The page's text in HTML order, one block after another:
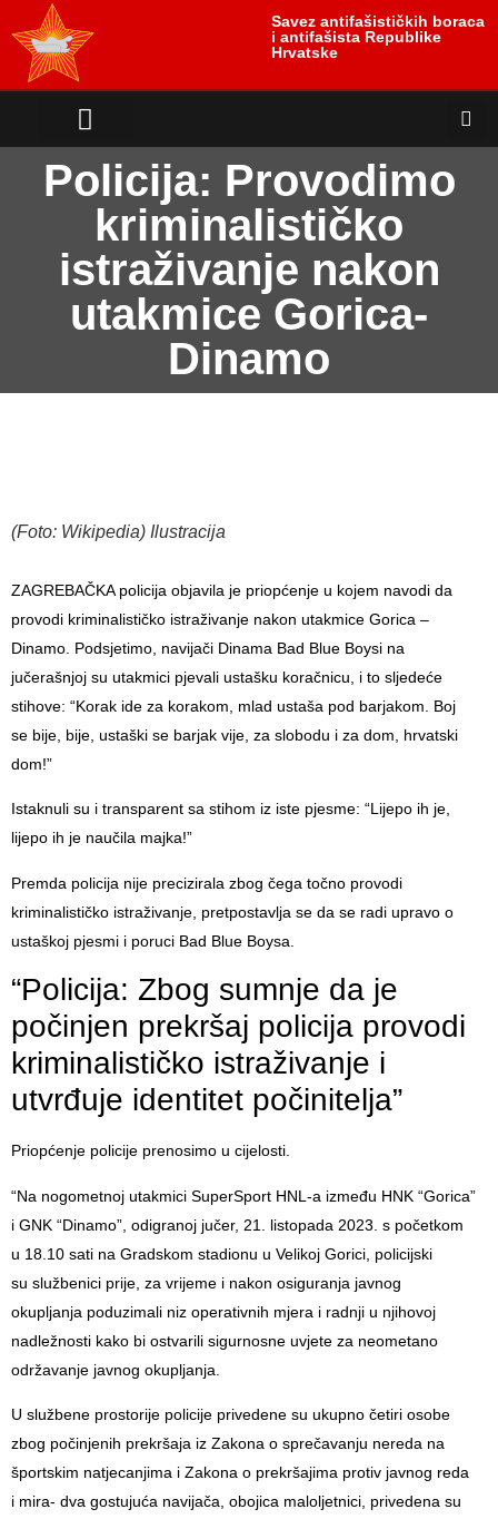
Savez antifašističkih boraca
i antifašista Republike
Hrvatske
Policija: Provodimo
kriminalističko
istraživanje nakon
utakmice Gorica-
Dinamo
(Foto: Wikipedia) Ilustracija
ZAGREBAČKA policija objavila je priopćenje u kojem navodi da
provodi kriminalističko istraživanje nakon utakmice Gorica –
Dinamo. Podsjetimo, navijači Dinama Bad Blue Boysi na
jučerašnjoj su utakmici pjevali ustašku koračnicu, i to sljedeće
stihove: “Korak ide za korakom, mlad ustaša pod barjakom. Boj
se bije, bije, ustaški se barjak vije, za slobodu i za dom, hrvatski
dom!”
Istaknuli su i transparent sa stihom iz iste pjesme: “Lijepo ih je,
lijepo ih je naučila majka!”
Premda policija nije precizirala zbog čega točno provodi
kriminalističko istraživanje, pretpostavlja se da se radi upravo o
ustaškoj pjesmi i poruci Bad Blue Boysa.
“Policija: Zbog sumnje da je
počinjen prekršaj policija provodi
kriminalističko istraživanje i
utvrđuje identitet počinitelja”
Priopćenje policije prenosimo u cijelosti.
“Na nogometnoj utakmici SuperSport HNL-a između HNK “Gorica”
i GNK “Dinamo”, odigranoj jučer, 21. listopada 2023. s početkom
u 18.10 sati na Gradskom stadionu u Velikoj Gorici, policijski
su službenici prije, za vrijeme i nakon osiguranja javnog
okupljanja poduzimali niz operativnih mjera i radnji u njihovoj
nadležnosti kako bi ostvarili sigurnosne uvjete za neometano
održavanje javnog okupljanja.
U službene prostorije policije privedene su ukupno četiri osobe
zbog počinjenih prekršaja iz Zakona o sprečavanju nereda na
športskim natjecanjima i Zakona o prekršajima protiv javnog reda
i mira- dva gostujuća navijača, obojica maloljetnici, privedena su